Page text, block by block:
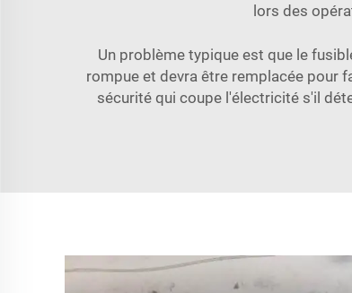
lors des
Un problème typique est que le
rompue et devra être remplacée pour
sécurité qui coupe l'électricité s'il